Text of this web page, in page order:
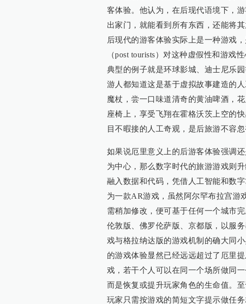
客体验。他认为，在后现代语境下，
出家门，就能看到所有东西，还能将
后现代的游客体验实际上是一种游戏
（post tourists）对这种虚假性和游戏
典型的例子就是环球影城、迪士尼乐
游人都知道这是基于虚拟故事建造的
魔杖，尝一口味道清奇的黄油啤酒，
座椅上，享受飞翔在霍格沃茨上空的
目不暇接的人工奇观，是后旅游不容忽
如果说厄里意义上的后游客体验强调
为中心，那么数字时代的旅游游戏则
融入数据和代码，凭借人工智能和数
为一款AR游戏，虽然阿尔罕布拉宫游
需稍加修改，便可基于任何一个城市
伦敦版、佛罗伦萨版、京都版，以服
戏与格拉纳达版的游戏机制的确大同
的游戏体验显然已经远远超过了厄里
戏，若干个人可以在同一个场所做同
而是恢复或提升玩家角色的生命值。
玩家只需按游戏的简短文字提示做任